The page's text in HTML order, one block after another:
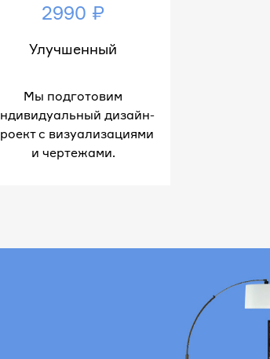
2990 ₽
Улучшенный
Мы подготовим
дизайн-
с визуализациями
и чертежами.